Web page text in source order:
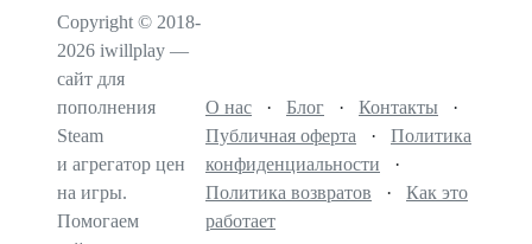
Copyright © 2018-
2026 iwillplay —
сайт для
пополнения
Steam
и агрегатор цен
на игры.
Помогаем
О нас · Блог · Контакты ·
Публичная оферта · Политика
конфиденциальности ·
Политика возвратов · Как это
работает